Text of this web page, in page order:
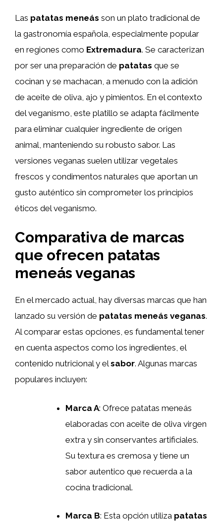
Las patatas meneás son un plato tradicional de
la gastronomía española, especialmente popular
en regiones como Extremadura. Se caracterizan
por ser una preparación de patatas que se
cocinan y se machacan, a menudo con la adición
de aceite de oliva, ajo y pimientos. En el contexto
del veganismo, este platillo se adapta fácilmente
para eliminar cualquier ingrediente de origen
animal, manteniendo su robusto sabor. Las
versiones veganas suelen utilizar vegetales
frescos y condimentos naturales que aportan un
gusto auténtico sin comprometer los principios
éticos del veganismo.
Comparativa de marcas
que ofrecen patatas
meneás veganas
En el mercado actual, hay diversas marcas que han
lanzado su versión de patatas meneás veganas.
Al comparar estas opciones, es fundamental tener
en cuenta aspectos como los ingredientes, el
contenido nutricional y elsabor. Algunas marcas
populares incluyen:
Marca A: Ofrece patatas meneás
elaboradas con aceite de oliva virgen
extra y sin conservantes artificiales.
Su textura es cremosa y tiene un
sabor autentico que recuerda a la
cocina tradicional.
Marca B: Esta opción utiliza patatas